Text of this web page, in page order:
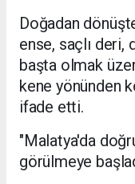
Doğadan
ense, saçlı deri,
başta olmak
kene yönünden
ifade etti.
"Malatya'da
görülmeye